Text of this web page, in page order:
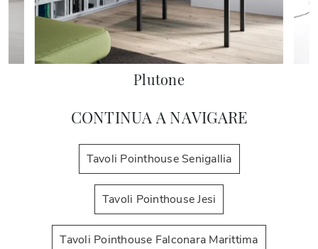
Plutone
CONTINUA A NAVIGARE
Tavoli Pointhouse Senigallia
Tavoli Pointhouse Jesi
Tavoli Pointhouse Falconara Marittima